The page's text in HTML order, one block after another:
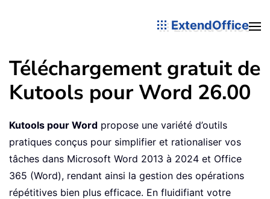
ExtendOffice
Téléchargement gratuit de
Kutools pour Word 26.00
Kutools pour Word propose une variété d’outils
pratiques conçus pour simplifier et rationaliser vos
tâches dans Microsoft Word 2013 à 2024 et Office
365 (Word), rendant ainsi la gestion des opérations
répétitives bien plus efficace. En fluidifiant votre